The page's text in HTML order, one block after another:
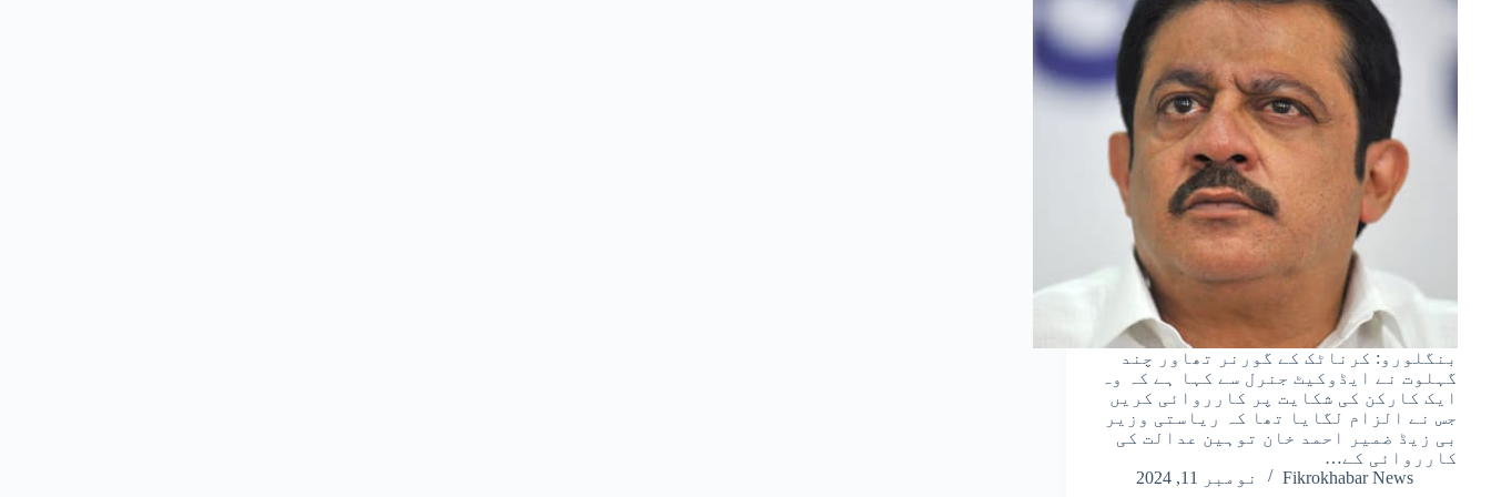
بنگلورو: کرناٹک کے گورنر تھاور چند
گہلوت نے ایڈوکیٹ جنرل سے کہا ہے کہ وہ
ایک کارکن کی شکایت پر کارروائی کریں
جس نے الزام لگایا تھا کہ ریاستی وزیر
بی زیڈ ضمیر احمد خان توہین عدالت کی
کارروائی کے…
Fikrokhabar News
نومبر 11, 2024